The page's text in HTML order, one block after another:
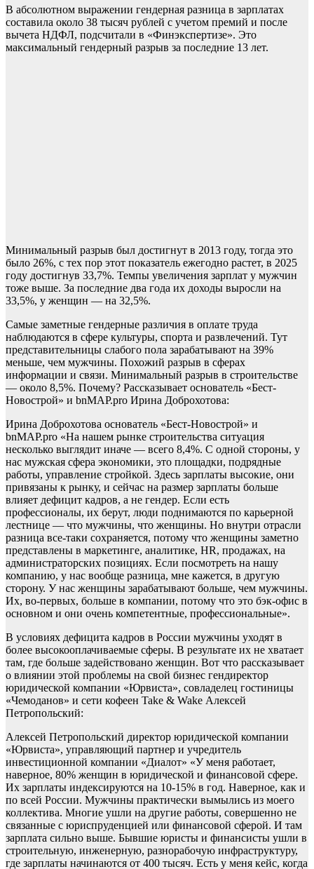
В абсолютном выражении гендерная разница в зарплатах
составила около 38 тысяч рублей с учетом премий и после
вычета НДФЛ, подсчитали в «Финэкспертизе». Это
максимальный гендерный разрыв за последние 13 лет.
Минимальный разрыв был достигнут в 2013 году, тогда это
было 26%, с тех пор этот показатель ежегодно растет, в 2025
году достигнув 33,7%. Темпы увеличения зарплат у мужчин
тоже выше. За последние два года их доходы выросли на
33,5%, у женщин — на 32,5%.
Самые заметные гендерные различия в оплате труда
наблюдаются в сфере культуры, спорта и развлечений. Тут
представительницы слабого пола зарабатывают на 39%
меньше, чем мужчины. Похожий разрыв в сферах
информации и связи. Минимальный разрыв в строительстве
— около 8,5%. Почему? Рассказывает основатель «Бест-
Новострой» и bnMAP.pro Ирина Доброхотова:
Ирина Доброхотова основатель «Бест-Новострой» и
bnMAP.pro «На нашем рынке строительства ситуация
несколько выглядит иначе — всего 8,4%. С одной стороны, у
нас мужская сфера экономики, это площадки, подрядные
работы, управление стройкой. Здесь зарплаты высокие, они
привязаны к рынку, и сейчас на размер зарплаты больше
влияет дефицит кадров, а не гендер. Если есть
профессионалы, их берут, люди поднимаются по карьерной
лестнице — что мужчины, что женщины. Но внутри отрасли
разница все-таки сохраняется, потому что женщины заметно
представлены в маркетинге, аналитике, HR, продажах, на
администраторских позициях. Если посмотреть на нашу
компанию, у нас вообще разница, мне кажется, в другую
сторону. У нас женщины зарабатывают больше, чем мужчины.
Их, во-первых, больше в компании, потому что это бэк-офис в
основном и они очень компетентные, профессиональные».
В условиях дефицита кадров в России мужчины уходят в
более высокооплачиваемые сферы. В результате их не хватает
там, где больше задействовано женщин. Вот что рассказывает
о влиянии этой проблемы на свой бизнес гендиректор
юридической компании «Юрвиста», совладелец гостиницы
«Чемоданов» и сети кофеен Take & Wake Алексей
Петропольский:
Алексей Петропольский директор юридической компании
«Юрвиста», управляющий партнер и учредитель
инвестиционной компании «Диалот» «У меня работает,
наверное, 80% женщин в юридической и финансовой сфере.
Их зарплаты индексируются на 10-15% в год. Наверное, как и
по всей России. Мужчины практически вымылись из моего
коллектива. Многие ушли на другие работы, совершенно не
связанные с юриспруденцией или финансовой сферой. И там
зарплата сильно выше. Бывшие юристы и финансисты ушли в
строительную, инженерную, разнорабочую инфраструктуру,
где зарплаты начинаются от 400 тысяч. Есть у меня кейс, когда